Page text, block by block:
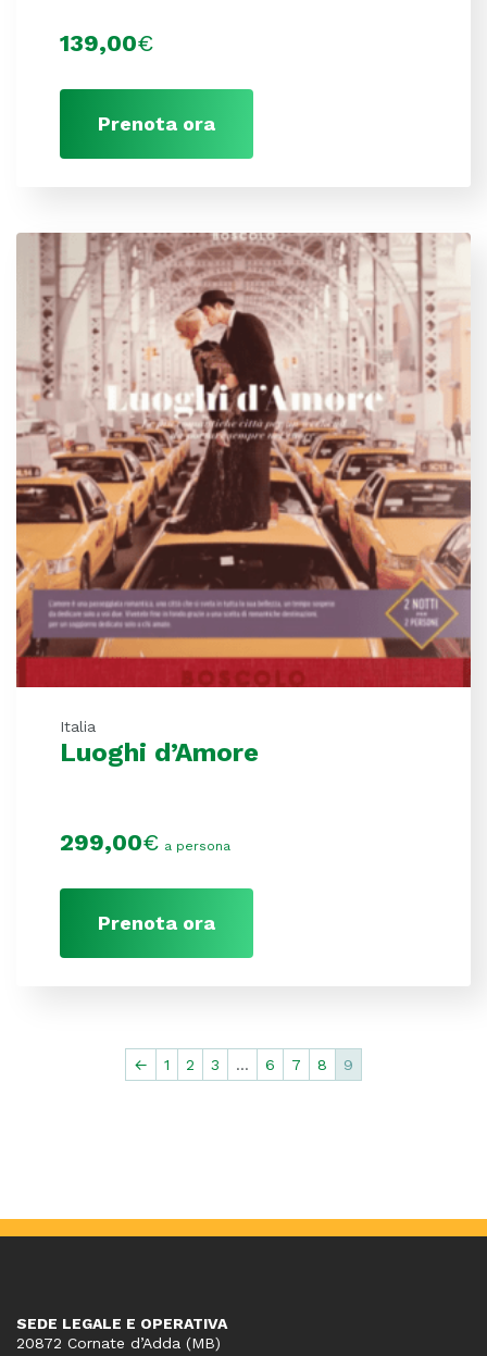
139,00€
Prenota ora
Italia
Luoghi d’Amore
299,00€ a persona
Prenota ora
← 1 2 3 … 6 7 8 9
SEDE LEGALE E OPERATIVA
20872 Cornate d’Adda (MB)